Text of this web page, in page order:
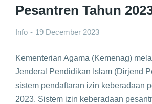
Pesantren Tahun
Info 19 December 2023
Kementerian Agama (Kemenag)
Jenderal Pendidikan Islam (Dirjend
sistem pendaftaran izin keberadaan
2023. Sistem izin keberadaan